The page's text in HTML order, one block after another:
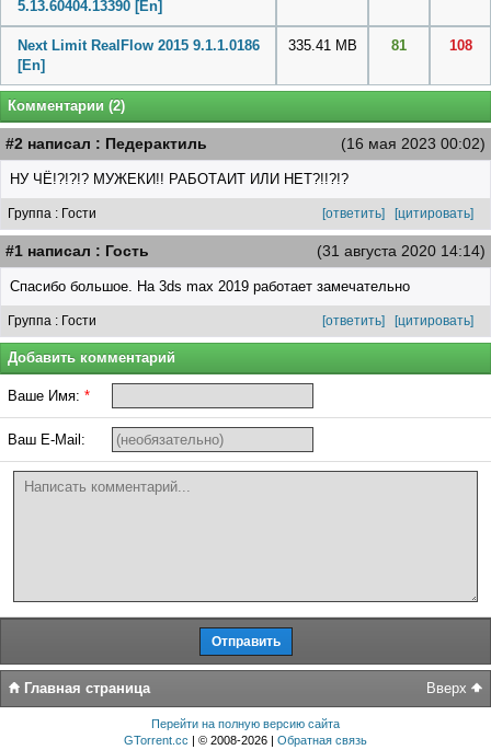
5.13.60404.13390 [En]
Next Limit RealFlow 2015 9.1.1.0186
[En]
335.41 MB 81 108
Комментарии (2)
(16 мая 2023 00:02)
#2 написал : Педерактиль
НУ ЧЁ!?!?!? МУЖЕКИ!! РАБОТАИТ ИЛИ НЕТ?!!?!?
Группа : Гости [ответить] [цитировать]
(31 августа 2020 14:14)
#1 написал : Гость
Спасибо большое. На 3ds max 2019 работает замечательно
Группа : Гости [ответить] [цитировать]
Добавить комментарий
Ваше Имя: *
Ваш E-Mail:
Вверх
Главная страница
Перейти на полную версию сайта
GTorrent.cc | © 2008-2026 | Обратная связь